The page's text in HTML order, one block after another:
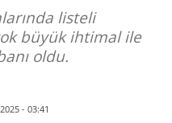
listeli
büyük ihtimal ile
oldu.
- 03:41